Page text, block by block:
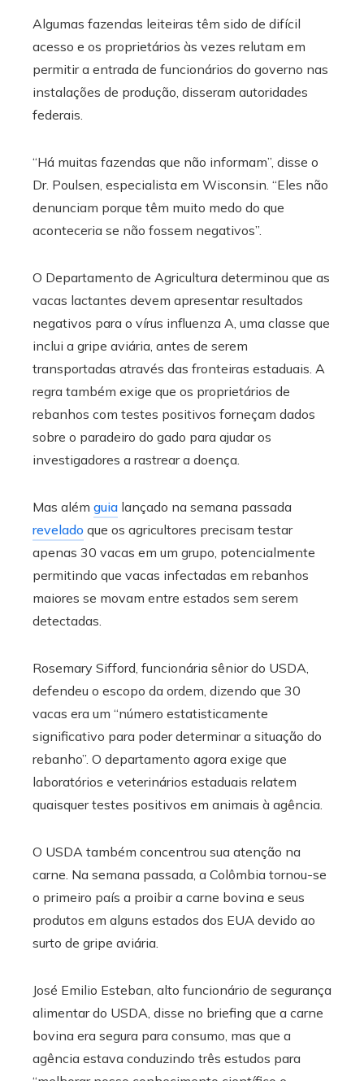
Algumas fazendas leiteiras têm sido de difícil
acesso e os proprietários às vezes relutam em
permitir a entrada de funcionários do governo nas
instalações de produção, disseram autoridades
federais.
“Há muitas fazendas que não informam”, disse o
Dr. Poulsen, especialista em Wisconsin. “Eles não
denunciam porque têm muito medo do que
aconteceria se não fossem negativos”.
O Departamento de Agricultura determinou que as
vacas lactantes devem apresentar resultados
negativos para o vírus influenza A, uma classe que
inclui a gripe aviária, antes de serem
transportadas através das fronteiras estaduais. A
regra também exige que os proprietários de
rebanhos com testes positivos forneçam dados
sobre o paradeiro do gado para ajudar os
investigadores a rastrear a doença.
Mas além guia lançado na semana passada
revelado que os agricultores precisam testar
apenas 30 vacas em um grupo, potencialmente
permitindo que vacas infectadas em rebanhos
maiores se movam entre estados sem serem
detectadas.
Rosemary Sifford, funcionária sênior do USDA,
defendeu o escopo da ordem, dizendo que 30
vacas era um “número estatisticamente
significativo para poder determinar a situação do
rebanho”. O departamento agora exige que
laboratórios e veterinários estaduais relatem
quaisquer testes positivos em animais à agência.
O USDA também concentrou sua atenção na
carne. Na semana passada, a Colômbia tornou-se
o primeiro país a proibir a carne bovina e seus
produtos em alguns estados dos EUA devido ao
surto de gripe aviária.
José Emilio Esteban, alto funcionário de segurança
alimentar do USDA, disse no briefing que a carne
bovina era segura para consumo, mas que a
agência estava conduzindo três estudos para